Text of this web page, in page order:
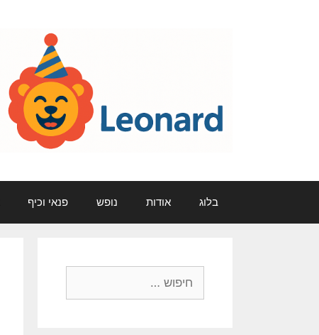
בלוג אודות נופש פנאי וכיף